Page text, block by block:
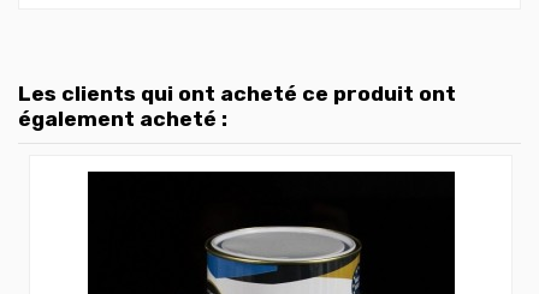
Les clients qui ont acheté ce produit ont
également acheté :